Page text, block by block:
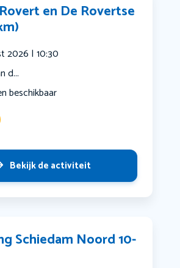
en De Rovertse
2026 | 10:30
d...
beschikbaar
Bekijk de activiteit
Schiedam Noord 10-